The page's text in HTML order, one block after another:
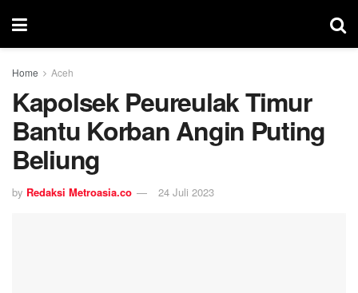
Home Aceh
Kapolsek Peureulak Timur
Bantu Korban Angin Puting
Beliung
by Redaksi Metroasia.co 24 Juli 2023